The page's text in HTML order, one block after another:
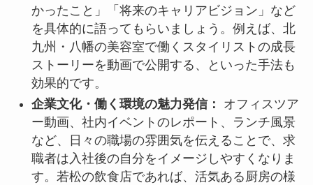
かったこと」「将来のキャリアビジョン」など
を具体的に語ってもらいましょう。例えば、北
九州・八幡の美容室で働くスタイリストの成長
ストーリーを動画で公開する、といった手法も
効果的です。
企業文化・働く環境の魅力発信：
オフィスツア
ー動画、社内イベントのレポート、ランチ風景
など、日々の職場の雰囲気を伝えることで、求
職者は入社後の自分をイメージしやすくなりま
す。若松の飲食店であれば、活気ある厨房の様